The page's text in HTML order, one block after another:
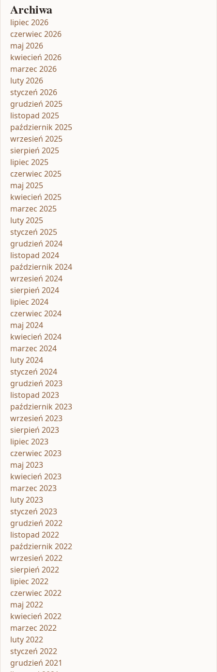
Archiwa
lipiec 2026
czerwiec 2026
maj 2026
kwiecień 2026
marzec 2026
luty 2026
styczeń 2026
grudzień 2025
listopad 2025
październik 2025
wrzesień 2025
sierpień 2025
lipiec 2025
czerwiec 2025
maj 2025
kwiecień 2025
marzec 2025
luty 2025
styczeń 2025
grudzień 2024
listopad 2024
październik 2024
wrzesień 2024
sierpień 2024
lipiec 2024
czerwiec 2024
maj 2024
kwiecień 2024
marzec 2024
luty 2024
styczeń 2024
grudzień 2023
listopad 2023
październik 2023
wrzesień 2023
sierpień 2023
lipiec 2023
czerwiec 2023
maj 2023
kwiecień 2023
marzec 2023
luty 2023
styczeń 2023
grudzień 2022
listopad 2022
październik 2022
wrzesień 2022
sierpień 2022
lipiec 2022
czerwiec 2022
maj 2022
kwiecień 2022
marzec 2022
luty 2022
styczeń 2022
grudzień 2021